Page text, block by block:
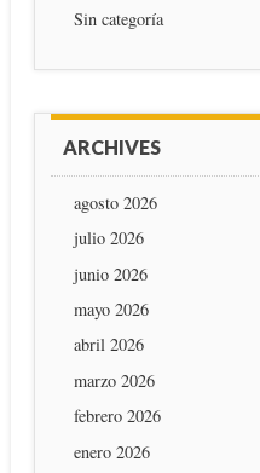
Sin categoría
ARCHIVES
agosto 2026
julio 2026
junio 2026
mayo 2026
abril 2026
marzo 2026
febrero 2026
enero 2026